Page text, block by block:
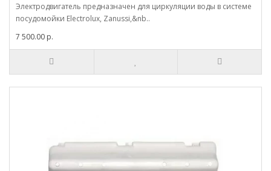
Электродвигатель предназначен для циркуляции воды в системе
посудомойки Electrolux, Zanussi,&nb..
7 500.00 р.